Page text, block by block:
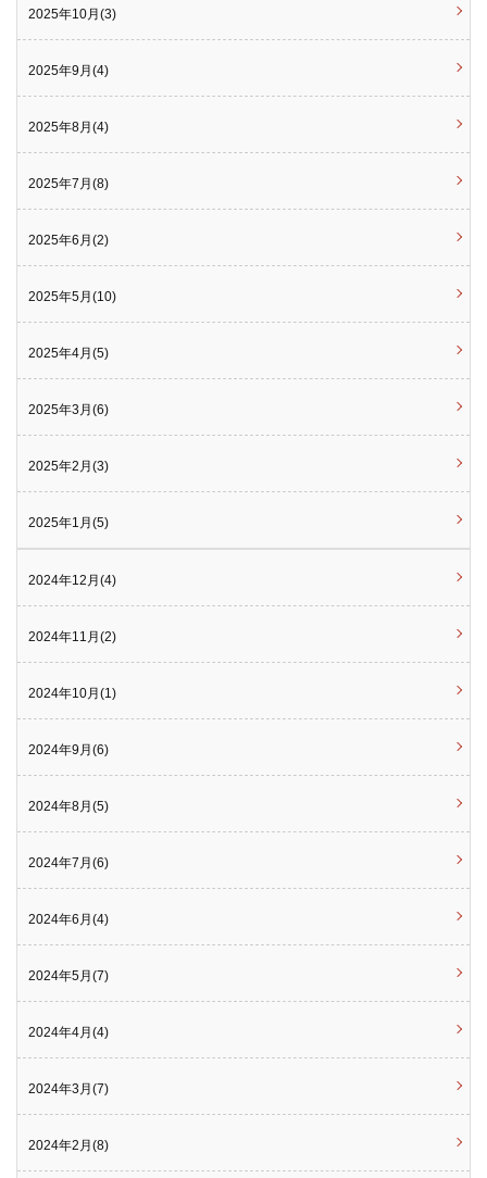
2025年10月(3)
2025年9月(4)
2025年8月(4)
2025年7月(8)
2025年6月(2)
2025年5月(10)
2025年4月(5)
2025年3月(6)
2025年2月(3)
2025年1月(5)
2024年12月(4)
2024年11月(2)
2024年10月(1)
2024年9月(6)
2024年8月(5)
2024年7月(6)
2024年6月(4)
2024年5月(7)
2024年4月(4)
2024年3月(7)
2024年2月(8)